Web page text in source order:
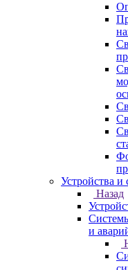
Устройства и
Назад
и